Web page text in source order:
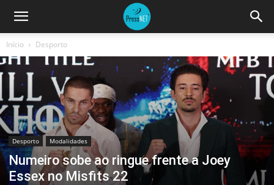
Início Desporto
Desporto Modalidades
Numeiro sobe ao ringue frente a Joey
Essex no Misfits 22